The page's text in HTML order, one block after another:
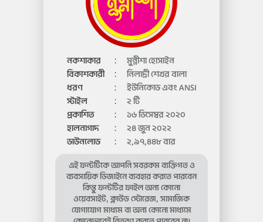
নকশাকার :
মুন্নীশা হোসাইন
বিকাশকারী
:
নিলাদ্রী শেখর বালা
ধরণ
:
ইউনিকোড এবং ANSI
স্টাইল
:
২ টি
প্রকাশিত
:
১৬ ডিসেম্বর ২০২০
হালনাগাদ
:
২৪ জুন ২০২২
ডাউনলোড
: ২,৯৭,৪৪৮ বার
এই ফন্টটিকে আপনি সবরকম ব্যক্তিগত ও
ব্যবসায়িক ডিজাইনে ব্যবহার করতে পারবেন
কিন্তু ফন্টটির ফাইল অন্য কোনো
ওয়েবসাইট, ক্লাউড স্টোরেজ, সামাজিক
যোগাযোগ মাধ্যম বা অন্য কোনো মাধ্যমে